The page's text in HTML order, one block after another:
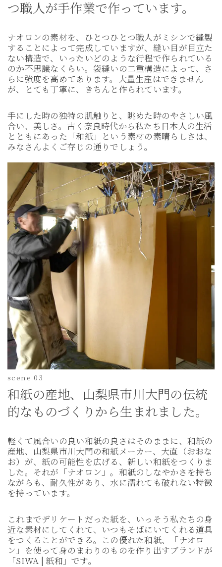
つ職人が手作業で作っています。
ナオロンの素材を、ひとつひとつ職人がミシンで縫製
することによって完成していますが、縫い目が目立た
ない構造で、いったいどのような行程で作られている
のか不思議なくらい。袋縫いの二重構造によって、さ
らに強度を高めてあります。大量生産はできません
が、とても丁寧に、きちんと作られています。
手にした時の独特の肌触りと、眺めた時のやさしい風
合い、美しさ。古く奈良時代から私たち日本人の生活
とともにあった「和紙」という素材の素晴らしさは、
みなさんよくご存じの通りでしょう。
scene 03
和紙の産地、山梨県市川大門の伝統
的なものづくりから生まれました。
軽くて風合いの良い和紙の良さはそのままに、和紙の
産地、山梨県市川大門の和紙メーカー、大直（おおな
お）が、紙の可能性を広げる、新しい和紙をつくりま
した。それが「ナオロン」。和紙のしなやかさを持ち
ながらも、耐久性があり、水に濡れても破れない特徴
を持っています。
これまでデリケートだった紙を、いっそう私たちの身
近な素材にしてくれて、いつもそばにいてくれる道具
をつくることができる。この優れた和紙、「ナオロ
ン」を使って身のまわりのものを作り出すブランドが
「SIWA | 紙和」です。